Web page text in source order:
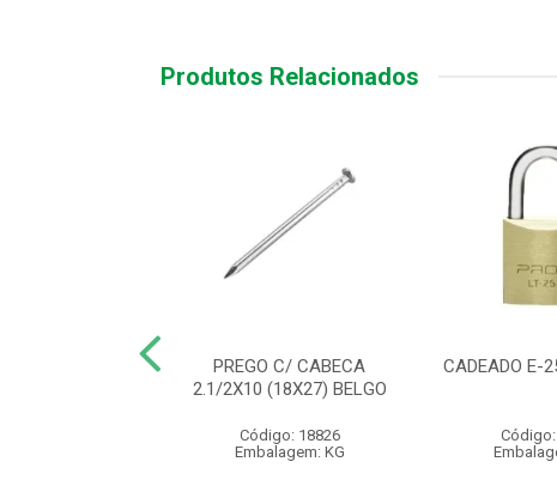
Produtos Relacionados
PREGO C/ CABECA
2.1/2X10 (18X27) BELGO
Código: 18826
Embalagem: KG
CADEADO E-